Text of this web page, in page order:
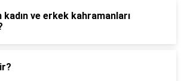
ve erkek kahramanları